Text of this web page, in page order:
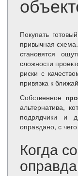
Покупать
привычная
становятся
сложности
риски с
привязка к
Собственное
альтернатива,
подрядчики и
оправдано, с
Когда